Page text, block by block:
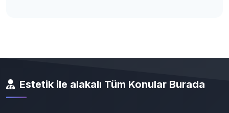
Estetik ile alakalı Tüm Konular Burada